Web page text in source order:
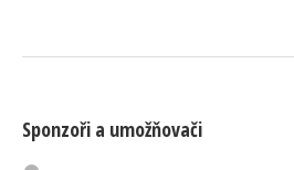
Sponzoři a umožňovači